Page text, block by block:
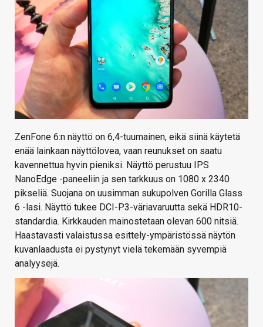
ZenFone 6:n näyttö on 6,4-tuumainen, eikä siinä käytetä
enää lainkaan näyttölovea, vaan reunukset on saatu
kavennettua hyvin pieniksi. Näyttö perustuu IPS
NanoEdge -paneeliin ja sen tarkkuus on 1080 x 2340
pikseliä. Suojana on uusimman sukupolven Gorilla Glass
6 -lasi. Näyttö tukee DCI-P3-väriavaruutta sekä HDR10-
standardia. Kirkkauden mainostetaan olevan 600 nitsiä.
Haastavasti valaistussa esittely-ympäristössä näytön
kuvanlaadusta ei pystynyt vielä tekemään syvempiä
analyysejä.